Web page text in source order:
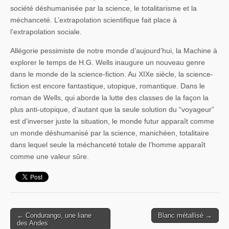
société déshumanisée par la science, le totalitarisme et la
méchanceté. L’extrapolation scientifique fait place à
l’extrapolation sociale.
Allégorie pessimiste de notre monde d’aujourd’hui, la Machine à
explorer le temps de H.G. Wells inaugure un nouveau genre
dans le monde de la science-fiction. Au XIXe siècle, la science-
fiction est encore fantastique, utopique, romantique. Dans le
roman de Wells, qui aborde la lutte des classes de la façon la
plus anti-utopique, d’autant que la seule solution du “voyageur”
est d’inverser juste la situation, le monde futur apparaît comme
un monde déshumanisé par la science, manichéen, totalitaire
dans lequel seule la méchanceté totale de l’homme apparaît
comme une valeur sûre.
Post navigation
← Condurango, une liane
des Andes
Blanc métallisé →